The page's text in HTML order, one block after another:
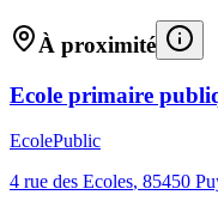
À proximité
Ecole primaire
EcolePublic
4 rue des Ecoles, 85450